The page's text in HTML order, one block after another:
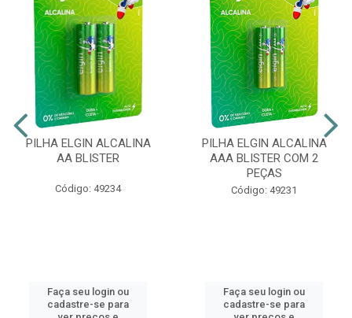
PILHA ELGIN ALCALINA
AA BLISTER
Código: 49234
Faça seu login ou
cadastre-se para
PILHA ELGIN ALCALINA
AAA BLISTER COM 2
PEÇAS
Código: 49231
Faça seu login ou
cadastre-se para